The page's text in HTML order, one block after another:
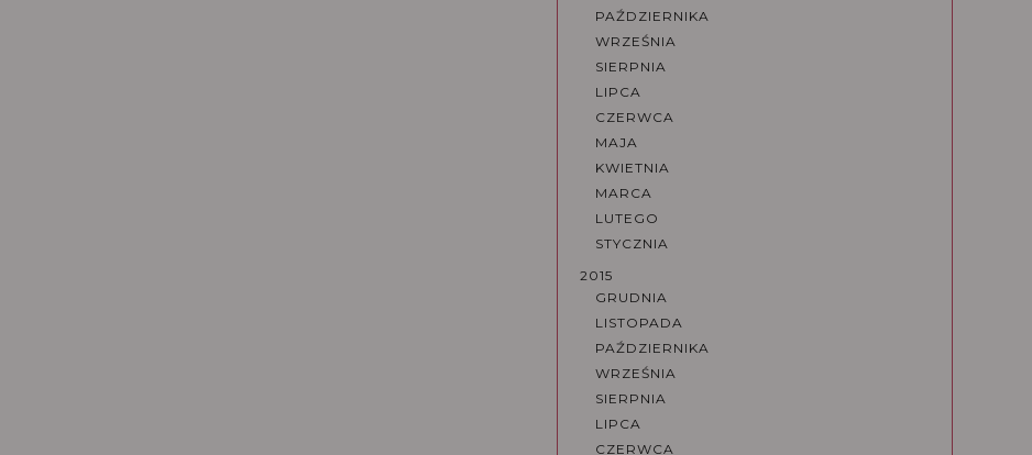
PAŹDZIERNIKA
WRZEŚNIA
SIERPNIA
LIPCA
CZERWCA
MAJA
KWIETNIA
MARCA
LUTEGO
STYCZNIA
2015
GRUDNIA
LISTOPADA
PAŹDZIERNIKA
WRZEŚNIA
SIERPNIA
LIPCA
CZERWCA